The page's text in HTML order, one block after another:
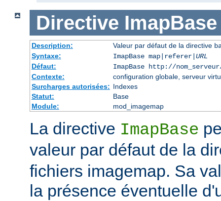
Directive ImapBase
Description: Valeur par défaut de la directive
Syntaxe:
ImapBase map|referer| URL
Défaut:
ImapBase http://
Contexte:
configuration globale, serveur
Surcharges autorisées: Indexes
Statut:
Base
Module:
mod_imagemap
La directive ImapBase
valeur par défaut de la
fichiers imagemap. Sa
la présence éventuelle